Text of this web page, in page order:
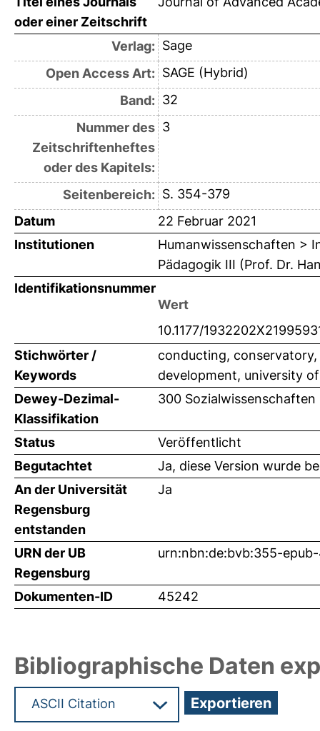
oder einer Zeitschrift
Verlag: Sage
Open Access Art: SAGE (Hybrid)
Band: 32
Nummer des
Zeitschriftenheftes
oder des Kapitels:
3
Seitenbereich: S. 354-379
Datum
22 Februar 2021
Institutionen
Humanwissenschaften >
Pädagogik III (Prof. Dr.
Identifikationsnummer
Wert
10.1177/
Stichwörter /
Keywords
conducting,
development, university
Dewey-Dezimal-
Klassifikation
300
Status
Veröffentlicht
Begutachtet
Ja, diese Version wurde
An der Universität
Regensburg
entstanden
Ja
URN der UB
Regensburg
urn:nbn:de:bvb:355-
Dokumenten-ID 45242
Bibliographische Daten